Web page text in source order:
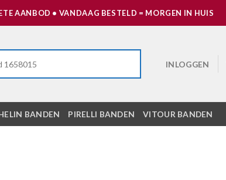
AANBOD • VANDAAG BESTELD = MORGEN IN HUIS
INLOGGEN
BANDEN PIRELLI BANDEN VITOUR BANDEN